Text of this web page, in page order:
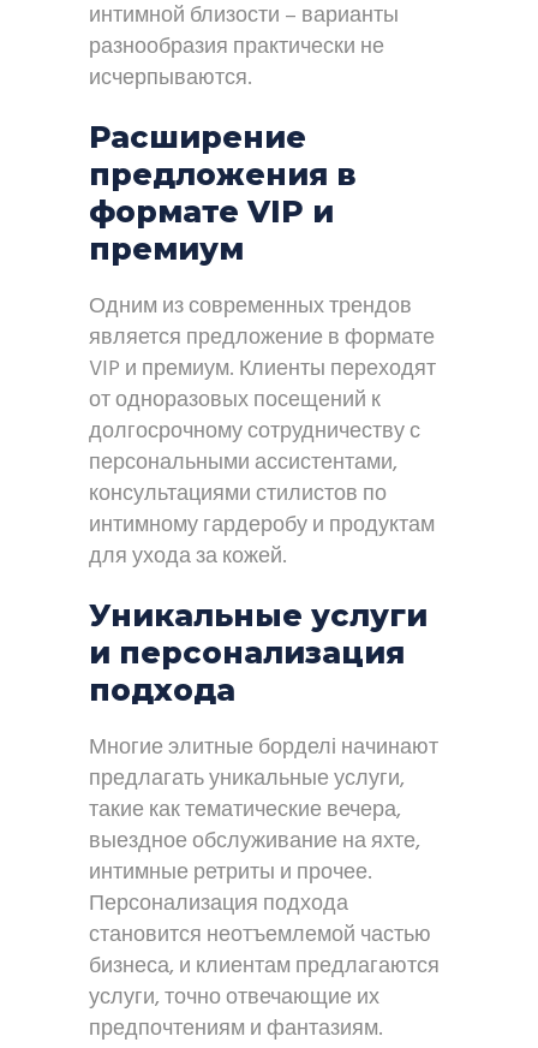
интимной близости – варианты
разнообразия практически не
исчерпываются.
Расширение
предложения в
формате VIP и
премиум
Одним из современных трендов
является предложение в формате
VIP и премиум. Клиенты переходят
от одноразовых посещений к
долгосрочному сотрудничеству с
персональными ассистентами,
консультациями стилистов по
интимному гардеробу и продуктам
для ухода за кожей.
Уникальные услуги
и персонализация
подхода
Многие элитные борделі начинают
предлагать уникальные услуги,
такие как тематические вечера,
выездное обслуживание на яхте,
интимные ретриты и прочее.
Персонализация подхода
становится неотъемлемой частью
бизнеса, и клиентам предлагаются
услуги, точно отвечающие их
предпочтениям и фантазиям.